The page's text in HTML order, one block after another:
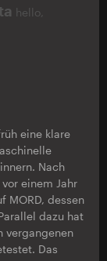
hello,
eine klare
Nach
einem Jahr
MORD, dessen
dazu hat
vergangenen
Das